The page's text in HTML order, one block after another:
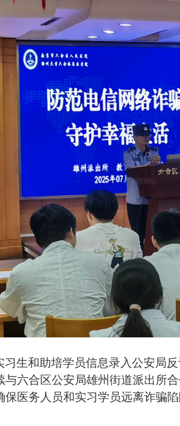
习生和助培学员信息录入公安局
与六合区公安局雄州街道派出所
医务人员和实习学员远离诈骗陷